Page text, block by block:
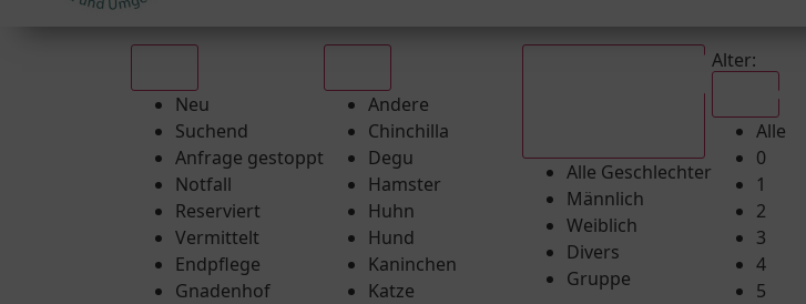
Neu
Suchend
Anfrage gestoppt
Notfall
Reserviert
Vermittelt
Endpflege
Gnadenhof
Andere
Chinchilla
Degu
Hamster
Huhn
Hund
Kaninchen
Katze
Alle Geschlechter
Männlich
Weiblich
Divers
Gruppe
Alter:
Alle
0
1
2
3
4
5